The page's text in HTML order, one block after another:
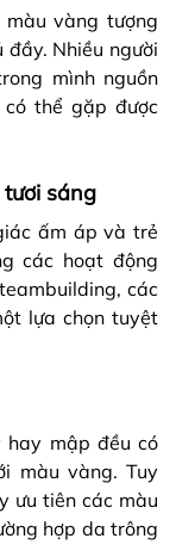
vàng tượng
Nhiều người
mình nguồn
thể gặp được
sáng
ấm áp và trẻ
các hoạt động
các
lựa chọn tuyệt
mập đều có
màu vàng. Tuy
ưu tiên các màu
hợp da trông